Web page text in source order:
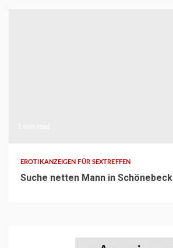
EROTIKANZEIGEN FÜR SEXTREFFEN
Suche netten Mann in Schönebeck